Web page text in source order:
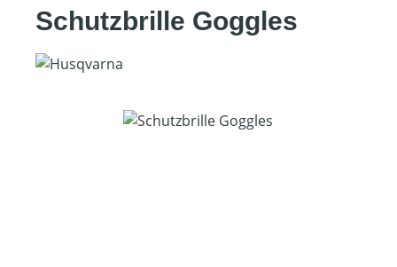
Schutzbrille Goggles
Bildergalerie überspringen